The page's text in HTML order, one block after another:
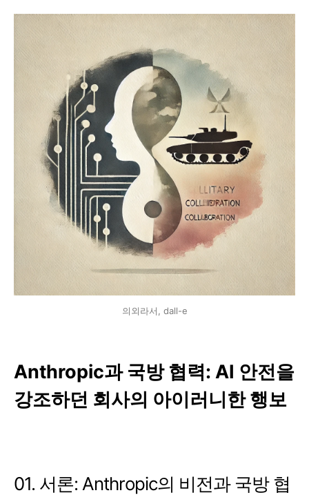
의외라서, dall-e
Anthropic과 국방 협력: AI 안전을
강조하던 회사의 아이러니한 행보
01. 서론: Anthropic의 비전과 국방 협